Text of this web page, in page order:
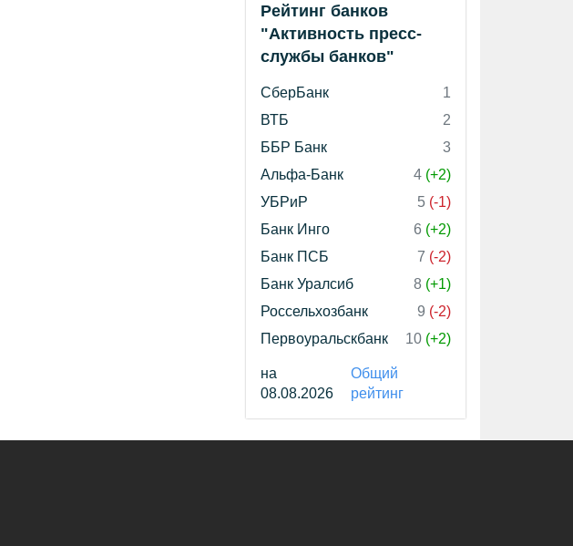
Рейтинг банков
"Активность пресс-
службы банков"
СберБанк
1
ВТБ
2
ББР Банк
3
Альфа-Банк
4 (+2)
УБРиР
5 (-1)
Банк Инго
6 (+2)
Банк ПСБ
7 (-2)
Банк Уралсиб
8 (+1)
Россельхозбанк
9 (-2)
Первоуральскбанк
10 (+2)
на
08.08.2026
Общий
рейтинг